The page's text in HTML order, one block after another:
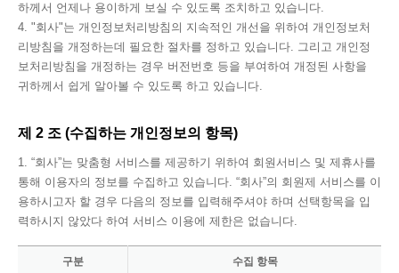
하께서 언제나 용이하게 보실 수 있도록 조치하고 있습니다.
4. "회사"는 개인정보처리방침의 지속적인 개선을 위하여 개인정보처
리방침을 개정하는데 필요한 절차를 정하고 있습니다. 그리고 개인정
보처리방침을 개정하는 경우 버전번호 등을 부여하여 개정된 사항을
귀하께서 쉽게 알아볼 수 있도록 하고 있습니다.
제 2 조 (수집하는 개인정보의 항목)
1. “회사”는 맞춤형 서비스를 제공하기 위하여 회원서비스 및 제휴사를
통해 이용자의 정보를 수집하고 있습니다. “회사”의 회원제 서비스를 이
용하시고자 할 경우 다음의 정보를 입력해주셔야 하며 선택항목을 입
력하시지 않았다 하여 서비스 이용에 제한은 없습니다.
구분 수집 항목